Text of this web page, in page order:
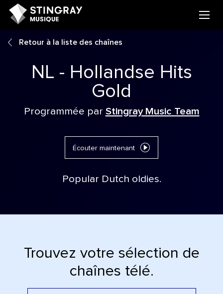
Retour à la liste des chaînes
NL - Hollandse Hits
Gold
Programmée par Stingray Music Team
Écouter maintenant
Popular Dutch oldies.
Trouvez votre sélection de
chaînes télé.